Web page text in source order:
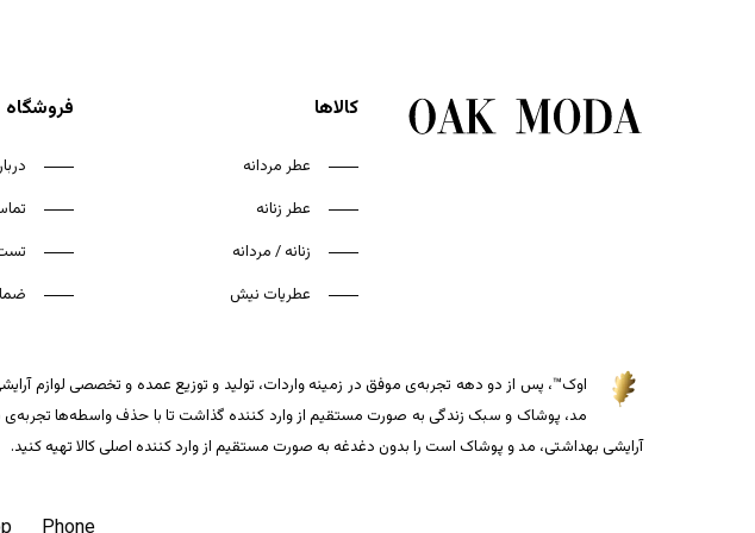
کالاها
عطر مردانه
عطر زنانه
زنانه / مردانه
عطریات نیش
فروشگاه
اوک™، پس از دو دهه تجربه‌ی موفق در زمینه واردات، تولید و توزیع عمده و تخصصی لوازم
مد، پوشاک و سبک زندگی به صورت مستقیم از وارد کننده گذاشت تا با حذف واسطه‌ها تجربه‌ی
آرایشی بهداشتی، مد و پوشاک است را بدون دغدغه به صورت مستقیم از وارد کننده اصلی کالا تهیه کنید.